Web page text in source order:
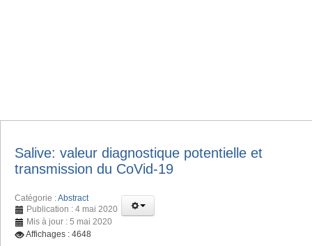
Salive: valeur diagnostique potentielle et
transmission du CoVid-19
Catégorie :Abstract
Publication : 4 mai 2020
Mis à jour : 5 mai 2020
Affichages : 4648